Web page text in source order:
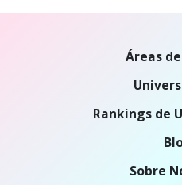
Áreas
Rankings de
Sobre